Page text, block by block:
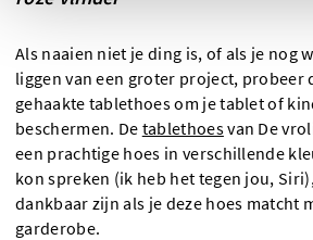
Als naaien niet je ding is, of als je nog
liggen van een groter project, probeer
gehaakte tablethoes om je tablet of
beschermen. De tablethoesvan De
een prachtige hoes in verschillende
kon spreken (ik heb het tegen jou,
dankbaar zijn als je deze hoes matcht
garderobe.